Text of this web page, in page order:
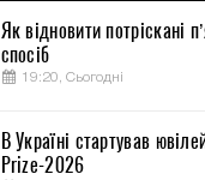
Як відновити потріскані
спосіб
19:20, Сьогодні
В Україні стартував
Prize-2026